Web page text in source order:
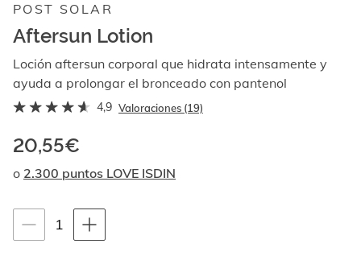
imágenes
videos.
navegar
las
arriba
abajo
muestran
por
POST SOLAR
Aftersun Lotion
Loción aftersun corporal que hidrata intensamente y
ayuda a prolongar el bronceado con pantenol
4,9 Valoraciones (19)
20,55€
o 2.300 puntos LOVE ISDIN
Instrucciones de navegación por teclado
1
unidades